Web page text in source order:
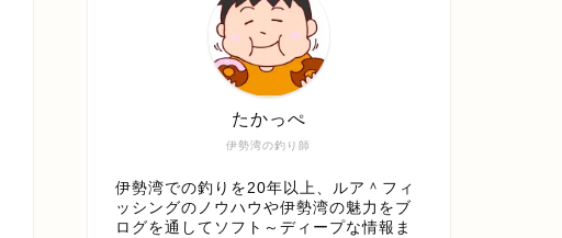
伊勢湾の釣り師
たかっぺ
伊勢湾での釣りを20年以上、ルア＾フィ
ッシングのノウハウや伊勢湾の魅力をブ
ログを通してソフト～ディープな情報ま